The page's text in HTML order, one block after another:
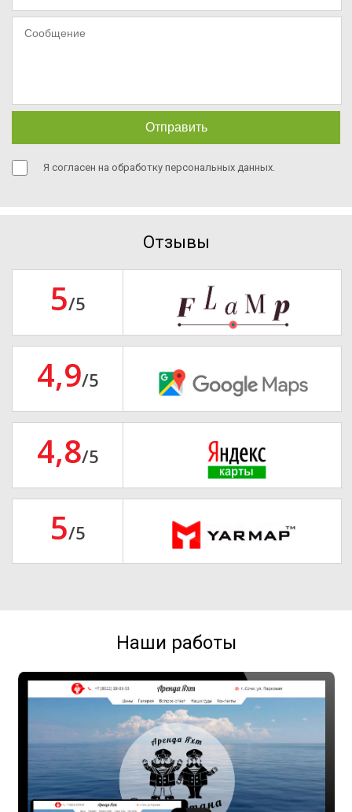
Отправить
Я согласен на обработку персональных данных.
Отзывы
5/5
4,9/5
4,8/5
5/5
Наши работы